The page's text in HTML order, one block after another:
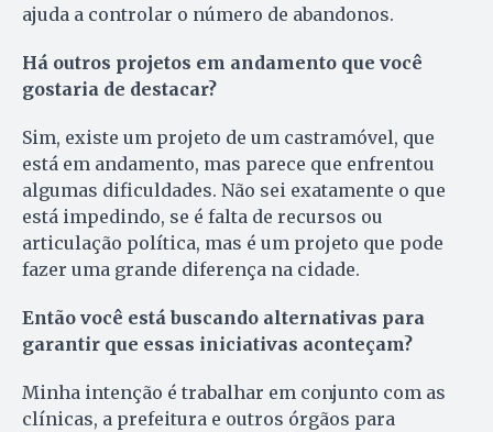
ajuda a controlar o número de abandonos.
Há outros projetos em andamento que você
gostaria de destacar?
Sim, existe um projeto de um castramóvel, que
está em andamento, mas parece que enfrentou
algumas dificuldades. Não sei exatamente o que
está impedindo, se é falta de recursos ou
articulação política, mas é um projeto que pode
fazer uma grande diferença na cidade.
Então você está buscando alternativas para
garantir que essas iniciativas aconteçam?
Minha intenção é trabalhar em conjunto com as
clínicas, a prefeitura e outros órgãos para